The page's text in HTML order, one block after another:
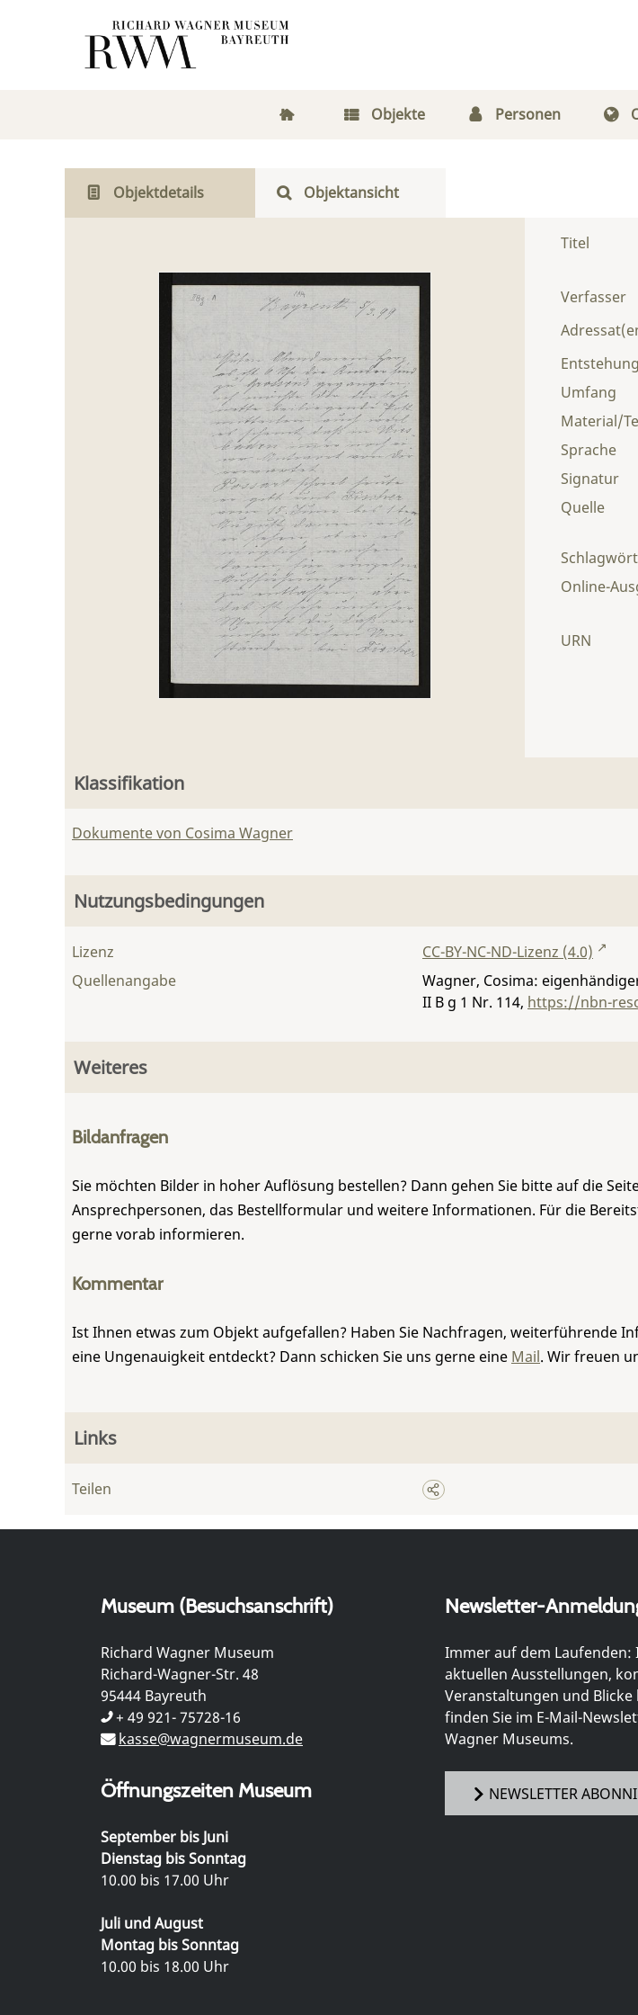
Objekte Personen
Objektdetails Objektansicht
Titel
Verfasser
Entstehung
Umfang
Material/
Sprache
Signatur
Quelle
Online-
URN
Klassifikation
Dokumente von Cosima Wagner
Nutzungsbedingungen
Lizenz
CC-BY-NC-ND-Lizenz (4.0)
Quellenangabe
Wagner, Cosima:
II B g 1 Nr. 114, https://nbn-
Weiteres
Bildanfragen
Sie möchten Bilder in hoher Auflösung bestellen? Dann gehen Sie bitte auf die
Ansprechpersonen, das Bestellformular und weitere Informationen. Für die
gerne vorab informieren.
Kommentar
Ist Ihnen etwas zum Objekt aufgefallen? Haben Sie Nachfragen, weiterführende
eine Ungenauigkeit entdeckt? Dann schicken Sie uns gerne eine Mail. Wir freuen
Links
Teilen
Museum (Besuchsanschrift)
Richard Wagner Museum
Richard-Wagner-Str. 48
95444 Bayreuth
+ 49 921- 75728-16
kasse@wagnermuseum.de
Öffnungszeiten Museum
September bis Juni
Dienstag bis Sonntag
10.00 bis 17.00 Uhr
Juli und August
Montag bis Sonntag
10.00 bis 18.00 Uhr
Newsletter-
Immer auf dem
aktuellen Ausstellungen,
Veranstaltungen und Blicke
finden Sie im E-Mail-
Wagner Museums.
NEWSLETTER